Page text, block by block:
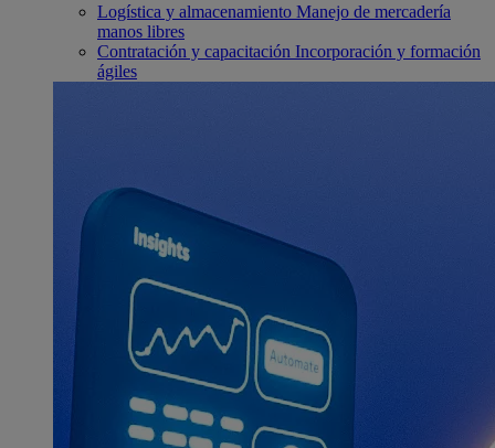
Logística y almacenamiento Manejo de mercadería
manos libres
Contratación y capacitación Incorporación y formación
ágiles